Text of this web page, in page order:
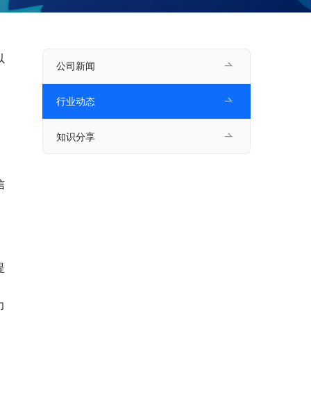
公司新闻
行业动态
知识分享